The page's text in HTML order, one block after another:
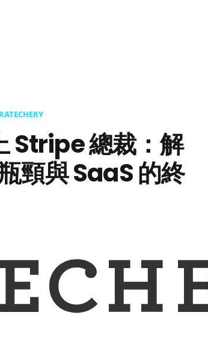
Stripe 總裁：解
頸與 SaaS 的終